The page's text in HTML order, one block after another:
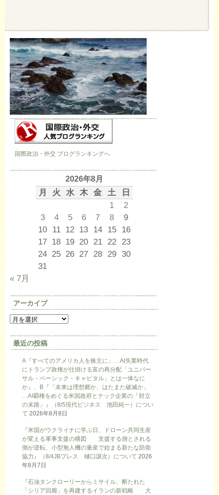
国際政治・外交 ブログランキングへ
2026年8月
月 火 水 木 金 土
日
1
2
3
4 5 6 7 8
9
10 11 12 13 14 15
16
17 18 19 20 21 22
23
24 25 26 27 28 29 30
31
« 7月
アーカイブ
最近の投稿
A『すべてのアメリカ人を株主に」…AI失業時代
にトランプ政権が仕掛ける富の再分配「ユニバー
サル・ベーシック・キャピタル」とは一体なに
か』、B『「未来は理想郷か、はたまた破滅か」
…AI覇権をめぐる米国政府とテック企業の「対立
の末路」』（8/5現代ビジネス 池田純一）につい
て 2026年8月8日
『米国がウクライナに学ぶ日、ドローン共同生産
が変える軍事支援の構図 支援する側とされる
側が逆転、小型無人機の量産で始まる新たな防衛
協力』（8/4JBプレス 樋口譲次）について 2026
年8月7日
『石油タンクローリーからミサイル、断たれた
「シリア回廊」を再建するイランの新戦略 大